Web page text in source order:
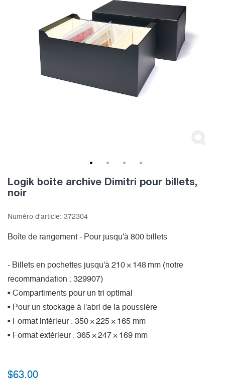
Logik boîte archive Dimitri pour billets,
noir
Numéro d'article: 372304
Boîte de rangement - Pour jusqu'à 800 billets
- Billets en pochettes jusqu'à 210 × 148 mm (notre
recommandation : 329907)
• Compartiments pour un tri optimal
• Pour un stockage à l'abri de la poussière
• Format intérieur : 350 × 225 × 165 mm
• Format extérieur : 365 × 247 × 169 mm
$63.00